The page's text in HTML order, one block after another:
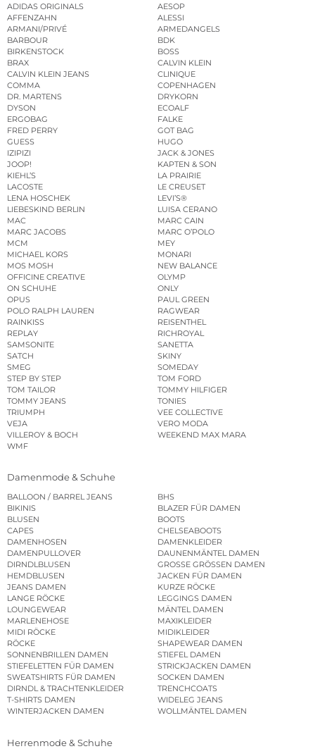
ADIDAS ORIGINALS
AESOP
AFFENZAHN
ALESSI
ARMANI/PRIVÉ
ARMEDANGELS
BARBOUR
BDK
BIRKENSTOCK
BOSS
BRAX
CALVIN KLEIN
CALVIN KLEIN JEANS
CLINIQUE
COMMA
COPENHAGEN
DR. MARTENS
DRYKORN
DYSON
ECOALF
ERGOBAG
FALKE
FRED PERRY
GOT BAG
GUESS
HUGO
IZIPIZI
JACK & JONES
JOOP!
KAPTEN & SON
KIEHL’S
LA PRAIRIE
LACOSTE
LE CREUSET
LENA HOSCHEK
LEVI’S®
LIEBESKIND BERLIN
LUISA CERANO
MAC
MARC CAIN
MARC JACOBS
MARC O’POLO
MCM
MEY
MICHAEL KORS
MONARI
MOS MOSH
NEW BALANCE
OFFICINE CREATIVE
OLYMP
ON SCHUHE
ONLY
OPUS
PAUL GREEN
POLO RALPH LAUREN
RAGWEAR
RAINKISS
REISENTHEL
REPLAY
RICHROYAL
SAMSONITE
SANETTA
SATCH
SKINY
SMEG
SOMEDAY
STEP BY STEP
TOM FORD
TOM TAILOR
TOMMY HILFIGER
TOMMY JEANS
TONIES
TRIUMPH
VEE COLLECTIVE
VEJA
VERO MODA
VILLEROY & BOCH
WEEKEND MAX MARA
WMF
Damenmode & Schuhe
BALLOON / BARREL JEANS
BHS
BIKINIS
BLAZER FÜR DAMEN
BLUSEN
BOOTS
CAPES
CHELSEABOOTS
DAMENHOSEN
DAMENKLEIDER
DAMENPULLOVER
DAUNENMÄNTEL DAMEN
DIRNDLBLUSEN
GROSSE GRÖSSEN DAMEN
HEMDBLUSEN
JACKEN FÜR DAMEN
JEANS DAMEN
KURZE RÖCKE
LANGE RÖCKE
LEGGINGS DAMEN
LOUNGEWEAR
MÄNTEL DAMEN
MARLENEHOSE
MAXIKLEIDER
MIDI RÖCKE
MIDIKLEIDER
RÖCKE
SHAPEWEAR DAMEN
SONNENBRILLEN DAMEN
STIEFEL DAMEN
STIEFELETTEN FÜR DAMEN
STRICKJACKEN DAMEN
SWEATSHIRTS FÜR DAMEN
SOCKEN DAMEN
DIRNDL & TRACHTENKLEIDER
TRENCHCOATS
T-SHIRTS DAMEN
WIDELEG JEANS
WINTERJACKEN DAMEN
WOLLMÄNTEL DAMEN
Herrenmode & Schuhe